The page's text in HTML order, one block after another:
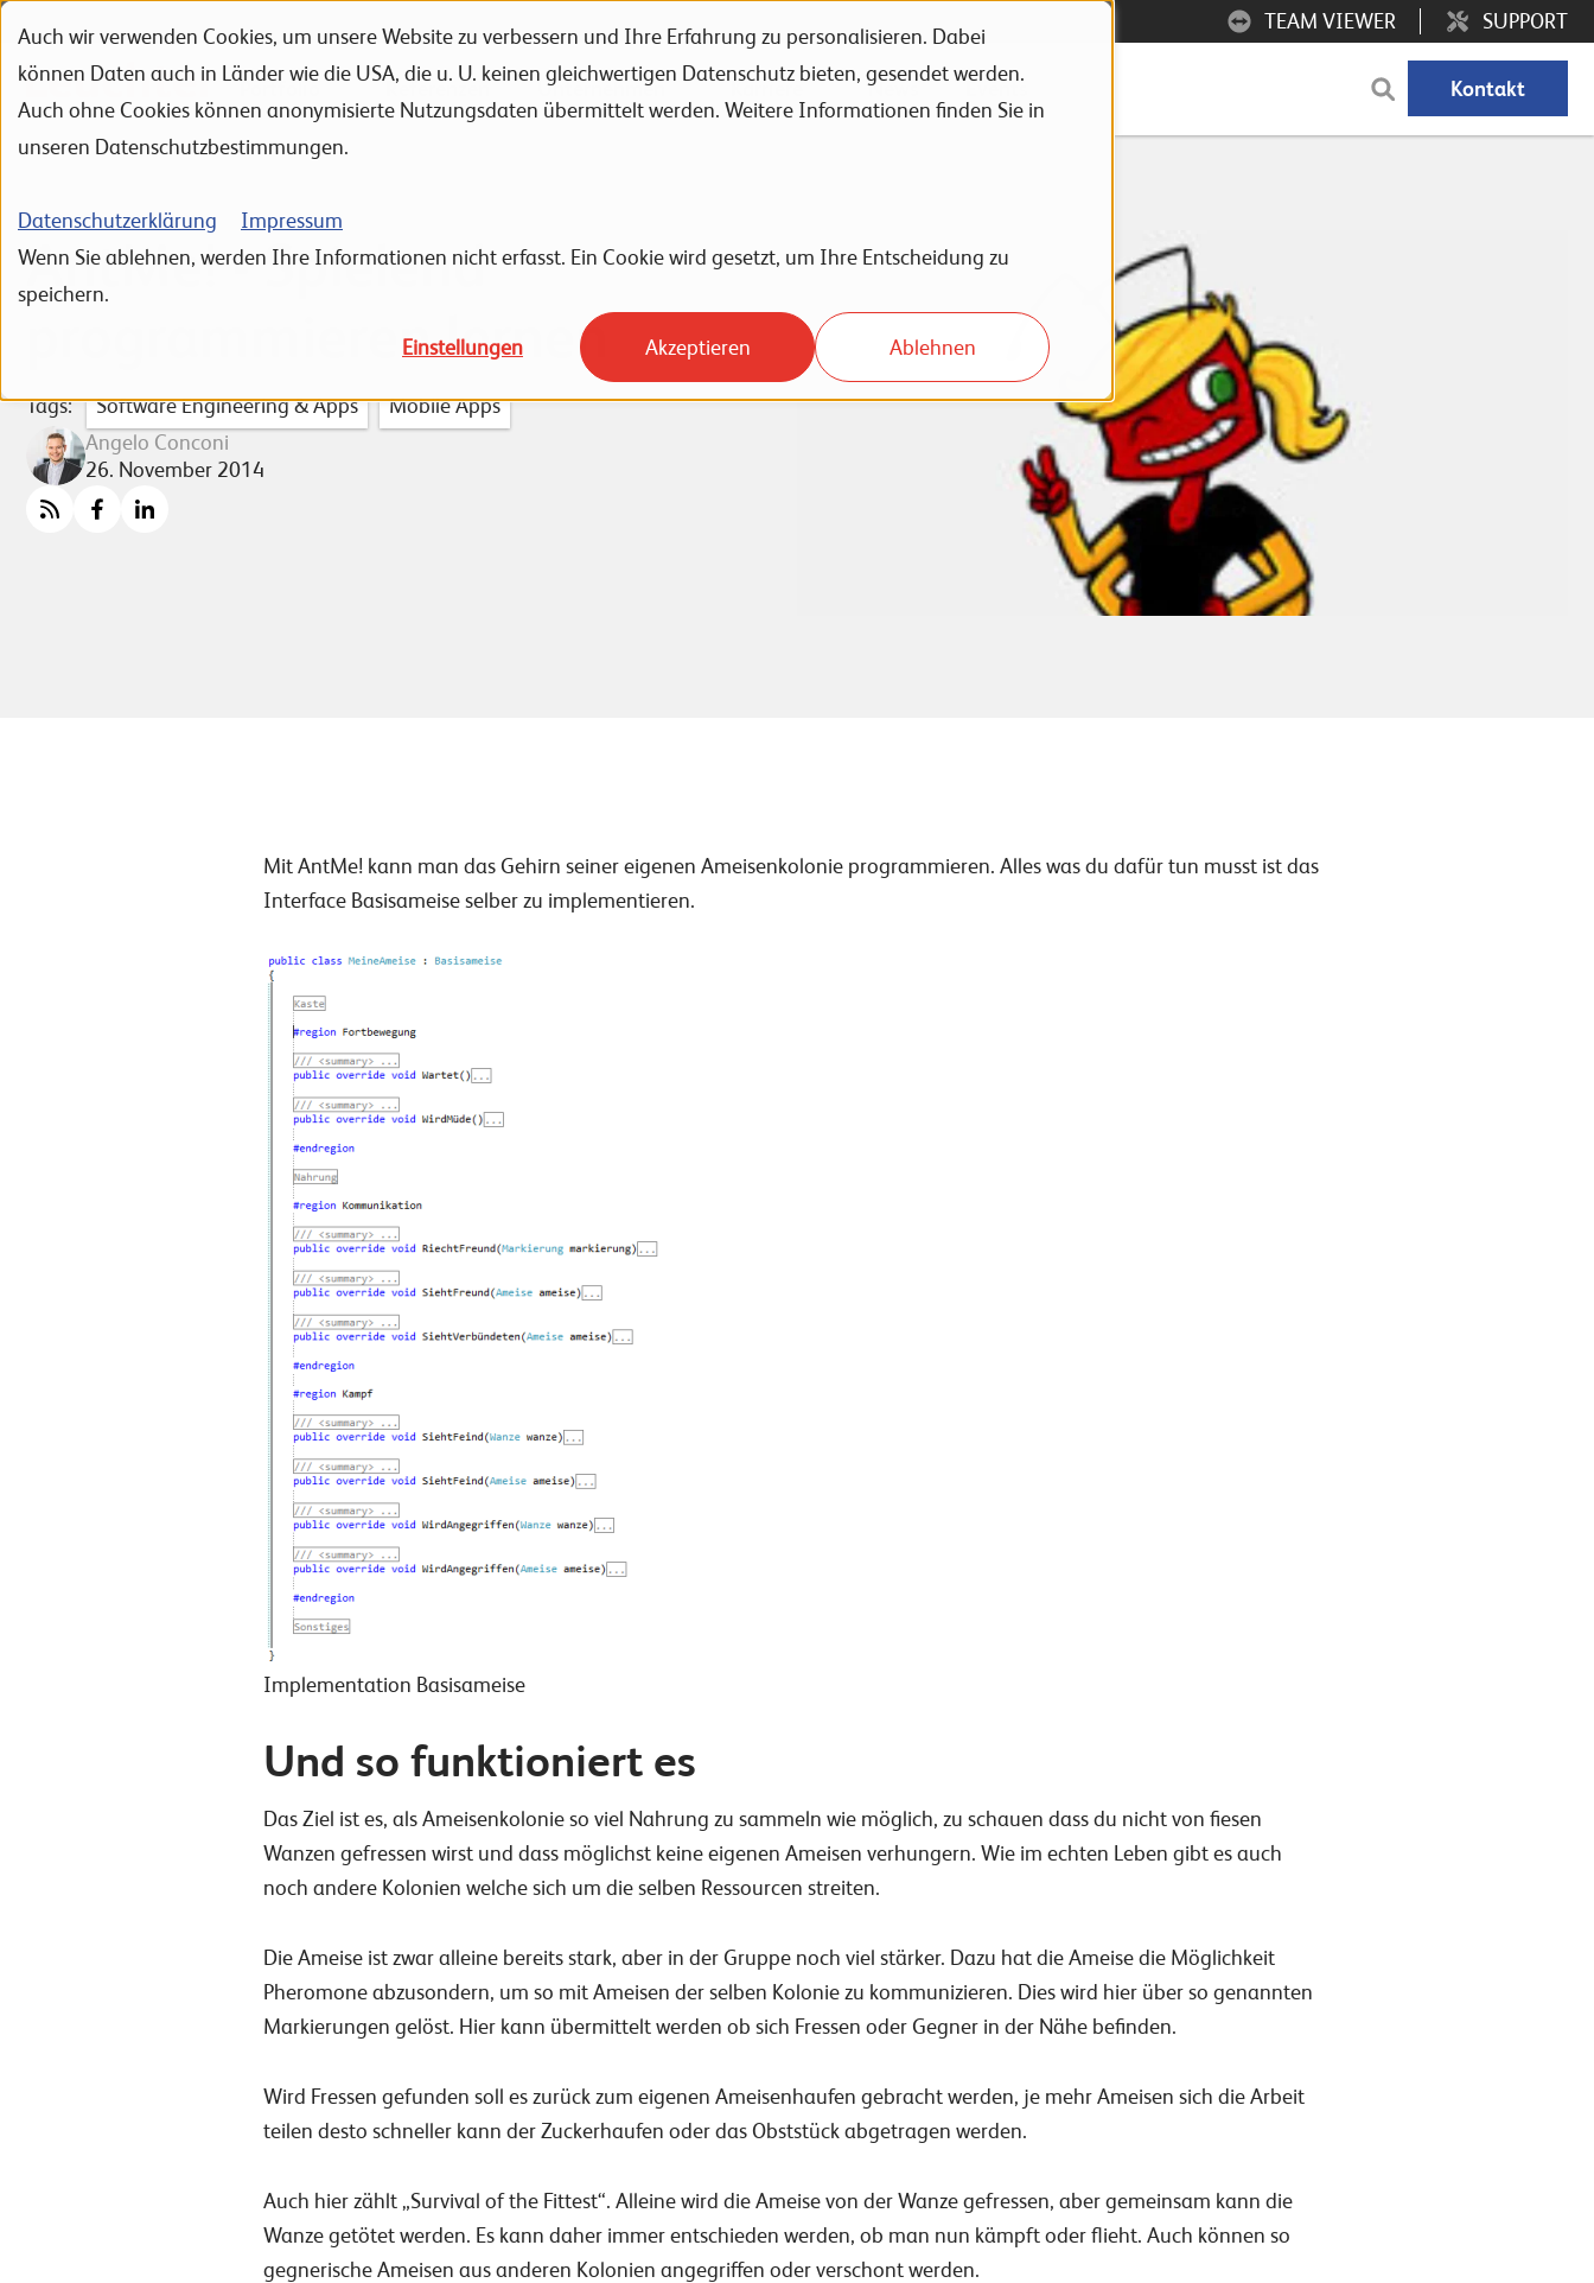
Auch wir verwenden Cookies, um unsere Website zu verbessern und Ihre Erfahrung zu personalisieren. Dabei
können Daten auch in Länder wie die USA, die u. U. keinen gleichwertigen Datenschutz bieten, gesendet werden.
Auch ohne Cookies können anonymisierte Nutzungsdaten übermittelt werden. Weitere Informationen finden Sie in
unseren Datenschutzbestimmungen.
Datenschutzerklärung
Impressum
Wenn Sie ablehnen, werden Ihre Informationen nicht erfasst. Ein Cookie wird gesetzt, um Ihre Entscheidung zu
speichern.
Einstellungen Akzeptieren Ablehnen
Portfolio
Referenzen Unternehmen Karriere News Events Kontakt
SUPPORT
TEAM VIEWER
AntMe! - Spielend
programmieren lernen
Tags: Software Engineering & Apps
Mobile Apps
Angelo Conconi
26. November 2014
Mit AntMe! kann man das Gehirn seiner eigenen Ameisenkolonie programmieren. Alles was du dafür tun musst ist das
Interface Basisameise selber zu implementieren.
Implementation Basisameise
Und so funktioniert es
Das Ziel ist es, als Ameisenkolonie so viel Nahrung zu sammeln wie möglich, zu schauen dass du nicht von fiesen
Wanzen gefressen wirst und dass möglichst keine eigenen Ameisen verhungern. Wie im echten Leben gibt es auch
noch andere Kolonien welche sich um die selben Ressourcen streiten.
Die Ameise ist zwar alleine bereits stark, aber in der Gruppe noch viel stärker. Dazu hat die Ameise die Möglichkeit
Pheromone abzusondern, um so mit Ameisen der selben Kolonie zu kommunizieren. Dies wird hier über so genannten
Markierungen gelöst. Hier kann übermittelt werden ob sich Fressen oder Gegner in der Nähe befinden.
Wird Fressen gefunden soll es zurück zum eigenen Ameisenhaufen gebracht werden, je mehr Ameisen sich die Arbeit
teilen desto schneller kann der Zuckerhaufen oder das Obststück abgetragen werden.
Auch hier zählt „Survival of the Fittest“. Alleine wird die Ameise von der Wanze gefressen, aber gemeinsam kann die
Wanze getötet werden. Es kann daher immer entschieden werden, ob man nun kämpft oder flieht. Auch können so
gegnerische Ameisen aus anderen Kolonien angegriffen oder verschont werden.